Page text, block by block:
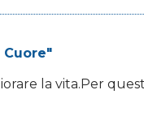
la vita.Per